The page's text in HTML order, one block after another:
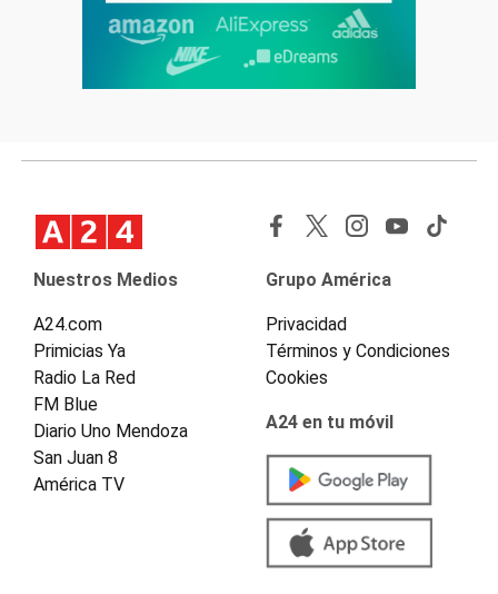
Nuestros Medios
A24.com
Primicias Ya
Radio La Red
FM Blue
Diario Uno Mendoza
San Juan 8
América TV
Grupo América
Privacidad
Términos y Condiciones
Cookies
A24 en tu móvil